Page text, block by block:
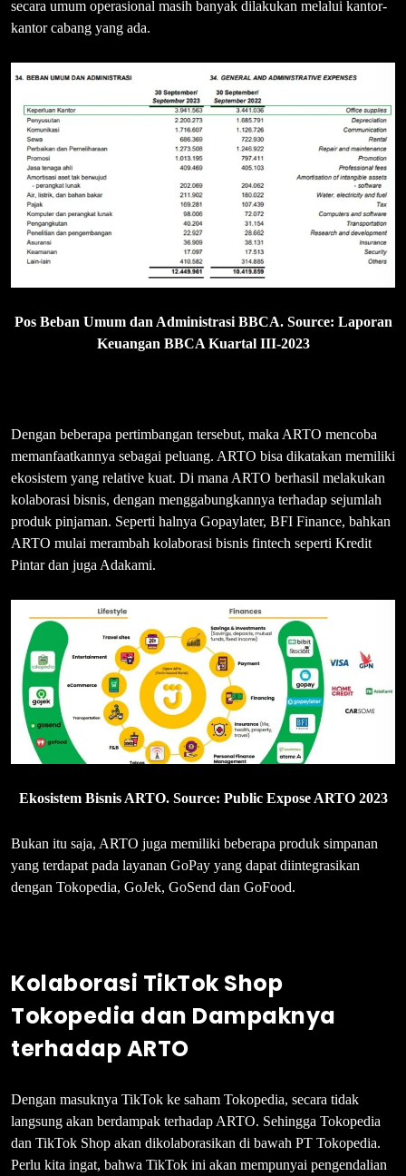
secara umum operasional masih banyak dilakukan melalui kantor-
kantor cabang yang ada.
Pos Beban Umum dan Administrasi BBCA. Source: Laporan
Keuangan BBCA Kuartal III-2023
Dengan beberapa pertimbangan tersebut, maka ARTO mencoba
memanfaatkannya sebagai peluang. ARTO bisa dikatakan memiliki
ekosistem yang relative kuat. Di mana ARTO berhasil melakukan
kolaborasi bisnis, dengan menggabungkannya terhadap sejumlah
produk pinjaman. Seperti halnya Gopaylater, BFI Finance, bahkan
ARTO mulai merambah kolaborasi bisnis fintech seperti Kredit
Pintar dan juga Adakami.
Ekosistem Bisnis ARTO. Source: Public Expose ARTO 2023
Bukan itu saja, ARTO juga memiliki beberapa produk simpanan
yang terdapat pada layanan GoPay yang dapat diintegrasikan
dengan Tokopedia, GoJek, GoSend dan GoFood.
Kolaborasi TikTok Shop
Tokopedia dan Dampaknya
terhadap ARTO
Dengan masuknya TikTok ke saham Tokopedia, secara tidak
langsung akan berdampak terhadap ARTO. Sehingga Tokopedia
dan TikTok Shop akan dikolaborasikan di bawah PT Tokopedia.
Perlu kita ingat, bahwa TikTok ini akan mempunyai pengendalian